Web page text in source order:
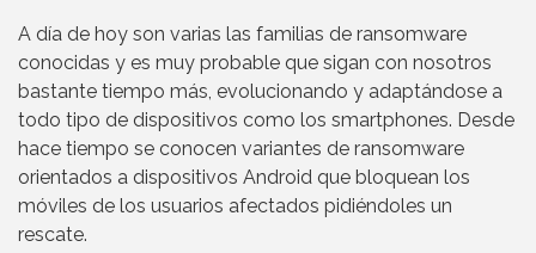
A día de hoy son varias las familias de ransomware
conocidas y es muy probable que sigan con nosotros
bastante tiempo más, evolucionando y adaptándose a
todo tipo de dispositivos como los smartphones. Desde
hace tiempo se conocen variantes de ransomware
orientados a dispositivos Android que bloquean los
móviles de los usuarios afectados pidiéndoles un
rescate.